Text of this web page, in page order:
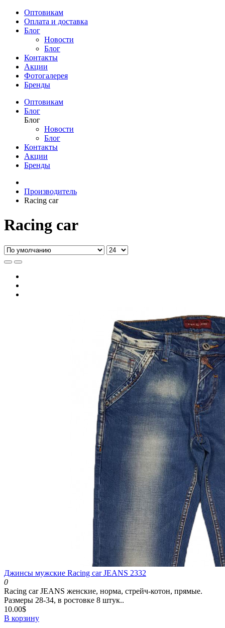
Оптовикам
Оплата и доставка
Блог
Новости
Блог
Контакты
Акции
Фотогалерея
Бренды
Оптовикам
Блог
Блог
Новости
Блог
Контакты
Акции
Бренды
Производитель
Racing car
Racing car
Джинсы мужские Racing car JEANS 2332
0
Racing car JEANS женские, норма, стрейч-котон, прямые.
Размеры 28-34, в ростовке 8 штук..
10.00$
В корзину